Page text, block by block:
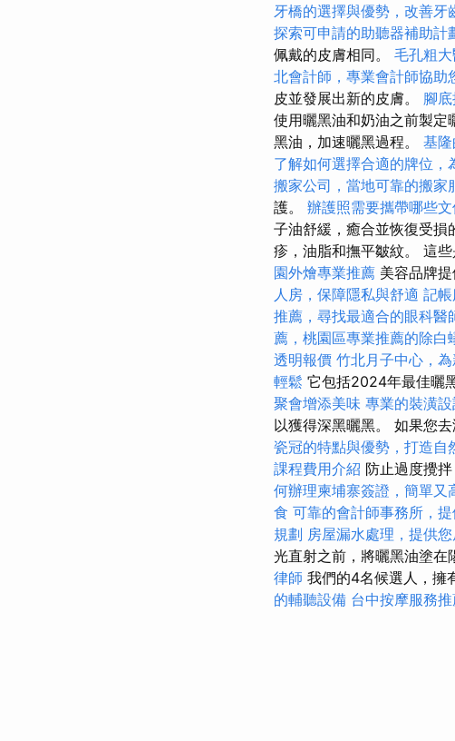
牙橋的選擇與優勢，改善牙
探索可申請的助聽器補助計
佩戴的皮膚相同。 毛孔粗
北會計師，專業會計師協助
皮並發展出新的皮膚。 腳
使用曬黑油和奶油之前製定
黑油，加速曬黑過程。 基
了解如何選擇合適的牌位，
搬家公司，當地可靠的搬家
護。 辦護照需要攜帶哪些
子油舒緩，癒合並恢復受損
疹，油脂和撫平皺紋。 這
園外燴專業推薦 美容品牌
人房，保障隱私與舒適 記
推薦，尋找最適合的眼科醫
薦，桃園區專業推薦的除白
透明報價 竹北月子中心，
輕鬆 它包括2024年最佳曬
聚會增添美味 專業的裝潢
以獲得深黑曬黑。 如果您
瓷冠的特點與優勢，打造自
課程費用介紹 防止過度攪
何辦理柬埔寨簽證，簡單又
食 可靠的會計師事務所，
規劃 房屋漏水處理，提供
光直射之前，將曬黑油塗在
律師 我們的4名候選人，擁
的輔聽設備 台中按摩服務